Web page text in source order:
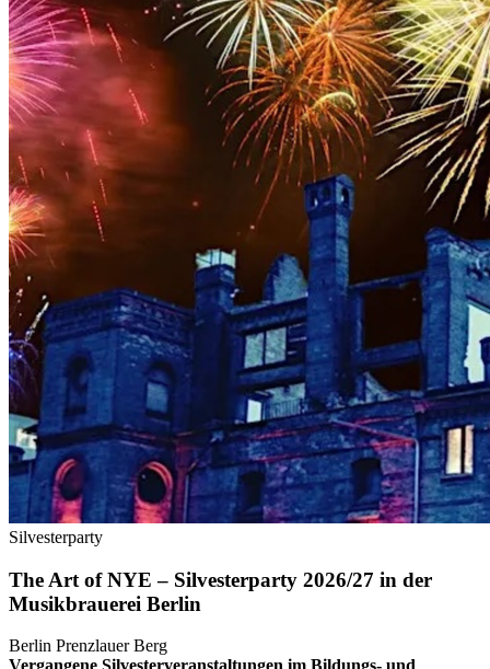
Silvesterparty
The Art of NYE – Silvesterparty 2026/27 in der
Musikbrauerei Berlin
Berlin Prenzlauer Berg